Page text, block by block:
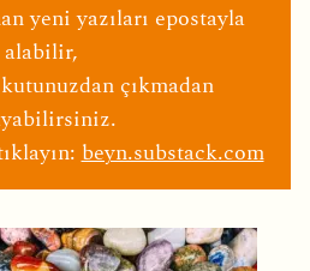
yeni yazıları epostayla
alabilir,
çıkmadan
beyn.substack.com